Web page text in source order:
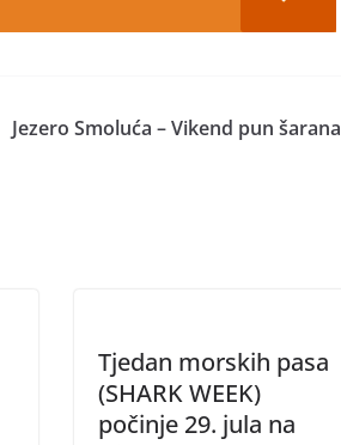
Jezero Smoluća – Vikend pun šarana
Tjedan morskih pasa
(SHARK WEEK)
počinje 29. jula na